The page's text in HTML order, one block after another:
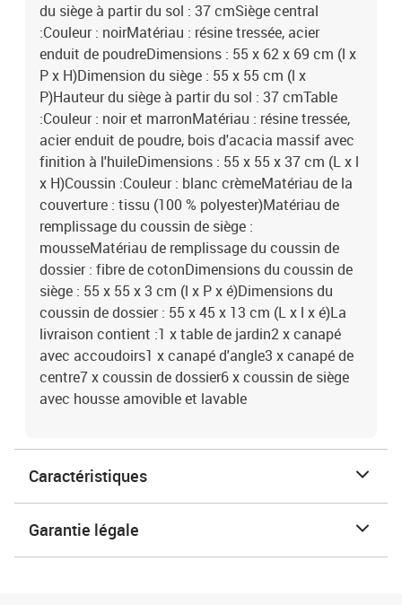
du siège à partir du sol : 37 cmSiège central
:Couleur : noirMatériau : résine tressée, acier
enduit de poudreDimensions : 55 x 62 x 69 cm (l x
P x H)Dimension du siège : 55 x 55 cm (l x
P)Hauteur du siège à partir du sol : 37 cmTable
:Couleur : noir et marronMatériau : résine tressée,
acier enduit de poudre, bois d'acacia massif avec
finition à l'huileDimensions : 55 x 55 x 37 cm (L x l
x H)Coussin :Couleur : blanc crèmeMatériau de la
couverture : tissu (100 % polyester)Matériau de
remplissage du coussin de siège :
mousseMatériau de remplissage du coussin de
dossier : fibre de cotonDimensions du coussin de
siège : 55 x 55 x 3 cm (l x P x é)Dimensions du
coussin de dossier : 55 x 45 x 13 cm (L x l x é)La
livraison contient :1 x table de jardin2 x canapé
avec accoudoirs1 x canapé d'angle3 x canapé de
centre7 x coussin de dossier6 x coussin de siège
avec housse amovible et lavable
Caractéristiques
Garantie légale